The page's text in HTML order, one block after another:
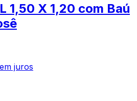
1,50 X 1,20 com Baú
juros